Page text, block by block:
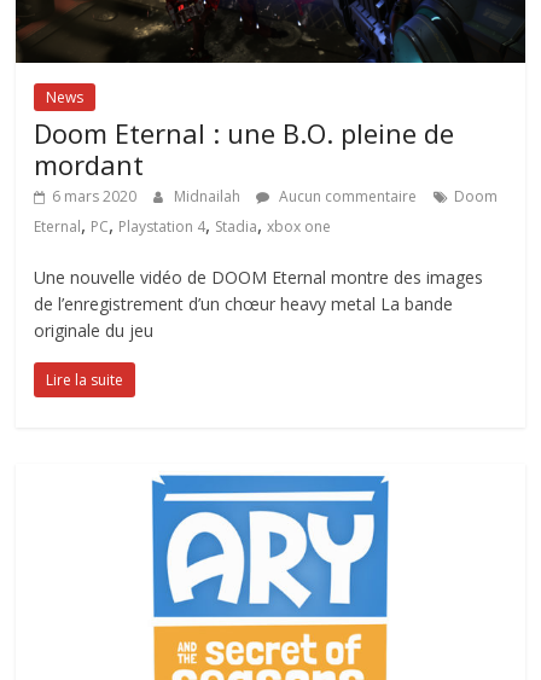
News
Doom Eternal : une B.O. pleine de
mordant
6 mars 2020 Midnailah Aucun commentaire
Doom
Eternal, PC, Playstation 4, Stadia,xbox one
Une nouvelle vidéo de DOOM Eternal montre des images
de l’enregistrement d’un chœur heavy metal La bande
originale du jeu
Lire la suite